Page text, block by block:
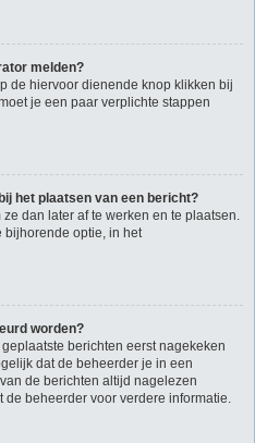
melden?
de hiervoor dienende knop klikken bij
je een paar verplichte stappen
het plaatsen van een bericht?
dan later af te werken en te plaatsen.
bijhorende optie, in het
worden?
berichten eerst nagekeken
dat de beheerder je in een
de berichten altijd nagelezen
de beheerder voor verdere informatie.